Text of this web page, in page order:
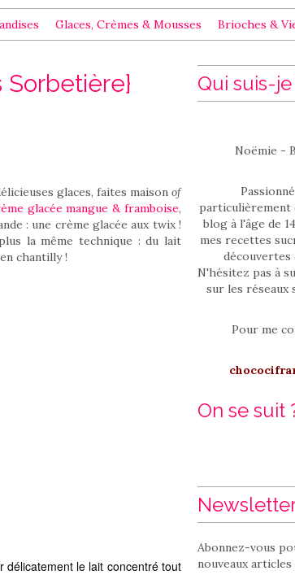
Glaces, Crèmes & Mousses Brioches &
Sorbetière}
glaces, faites maison of
glacée mangue & framboise,
: une crème glacée aux twix !
la même technique : du lait
chantilly !
délicatement le lait concentré tout
Qui suis-je
Noëmie -
particulièrement
blog à l'âge de
mes recettes
découvertes
N'hésitez pas à
sur les réseaux
Pour me
On se suit
Abonnez-vous
nouveaux articles